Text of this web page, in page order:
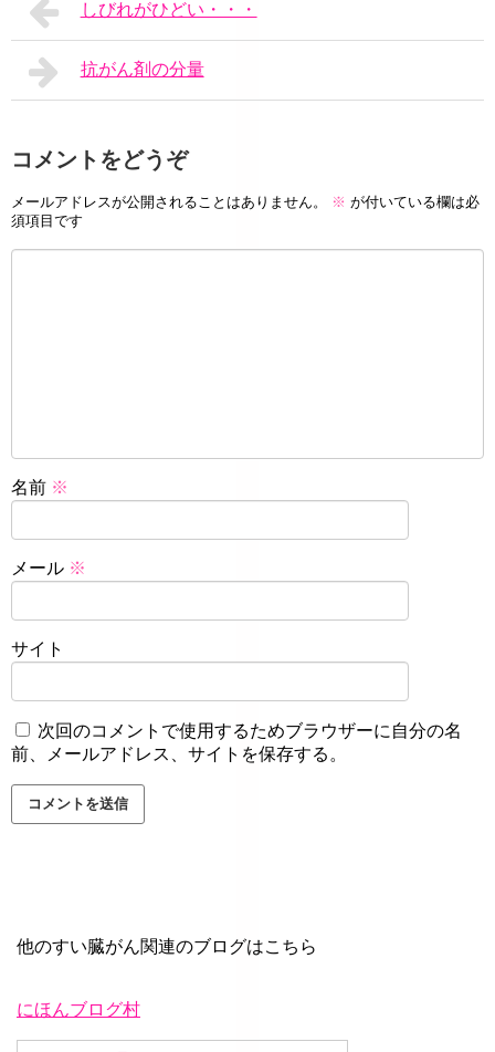
しびれがひどい・・・
抗がん剤の分量
コメントをどうぞ
メールアドレスが公開されることはありません。 ※ が付いている欄は必
須項目です
名前 ※
メール ※
サイト
次回のコメントで使用するためブラウザーに自分の名
前、メールアドレス、サイトを保存する。
他のすい臓がん関連のブログはこちら
にほんブログ村